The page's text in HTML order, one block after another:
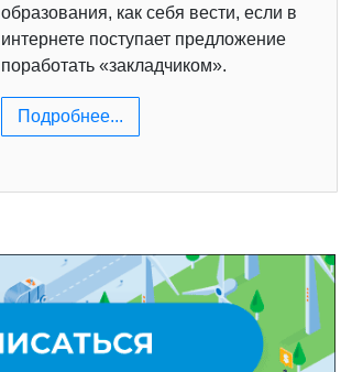
образования, как себя вести, если в
интернете поступает предложение
поработать «закладчиком».
Подробнее...